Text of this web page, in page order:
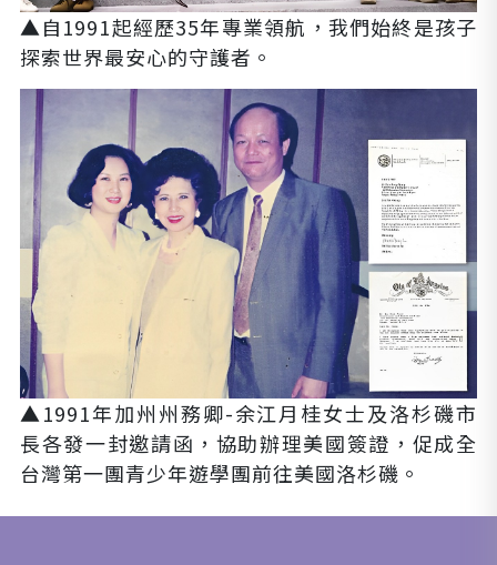
▲自1991起經歷35年專業領航，我們始終是孩子
探索世界最安心的守護者。
▲1991年加州州務卿-余江月桂女士及洛杉磯市
長各發一封邀請函，協助辦理美國簽證，促成全
台灣第一團青少年遊學團前往美國洛杉磯。